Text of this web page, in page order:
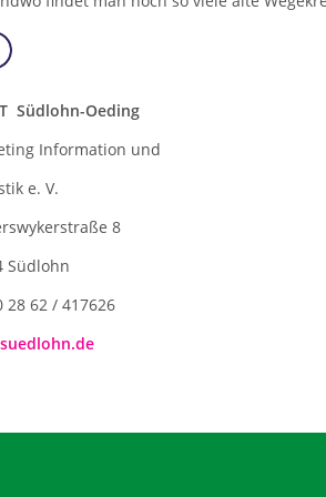
Südlohn-Oeding
Information und
e. V.
8
Südlohn
28 62 / 417626